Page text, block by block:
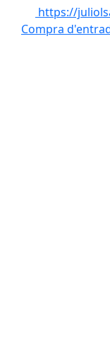
https://
Compra